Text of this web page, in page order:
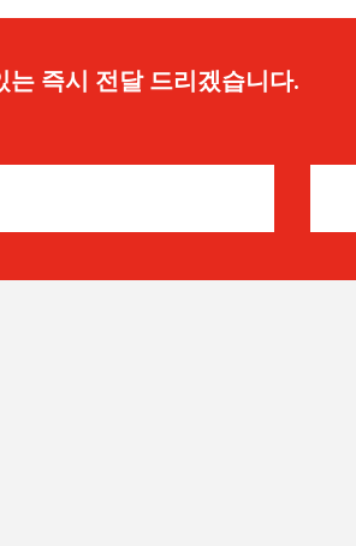
즉시 전달 드리겠습니다.